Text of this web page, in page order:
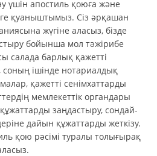
үшін апостиль қоюға және
қуаныштымыз. Сіз әрқашан
жүгіне аласыз, бізде
бойынша мол тәжірибе
салада барлық қажетті
соның ішінде нотариалдық
қажетті сенімхаттарды
мемлекеттік органдары
заңдастыру, сондай-
дайын құжаттарды жеткізу.
қою рәсімі туралы толығырақ